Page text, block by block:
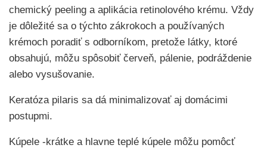
chemický peeling a aplikácia retinolového krému. Vždy
je dôležité sa o týchto zákrokoch a používaných
krémoch poradiť s odborníkom, pretože látky, ktoré
obsahujú, môžu spôsobiť červeň, pálenie, podráždenie
alebo vysušovanie.
Keratóza pilaris sa dá minimalizovať aj domácimi
postupmi.
Kúpele -krátke a hlavne teplé kúpele môžu pomôcť